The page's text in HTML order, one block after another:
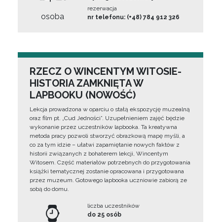
osoba
rezerwacja
nr telefonu: (+48) 784 912 326
RZECZ O WINCENTYM WITOSIE-
HISTORIA ZAMKNIĘTA W
LAPBOOKU (NOWOŚĆ)
Lekcja prowadzona w oparciu o stałą ekspozycję muzealną
oraz film pt. „Cud Jedności”. Uzupełnieniem zajęć będzie
wykonanie przez uczestników lapbooka. Ta kreatywna
metoda pracy pozwoli stworzyć obrazkową mapę myśli, a
co za tym idzie – ułatwi zapamiętanie nowych faktów z
historii związanych z bohaterem lekcji, Wincentym
Witosem. Część materiałów potrzebnych do przygotowania
książki tematycznej zostanie opracowana i przygotowana
przez muzeum. Gotowego lapbooka uczniowie zabiorą ze
sobą do domu.
liczba uczestników
do 25 osób